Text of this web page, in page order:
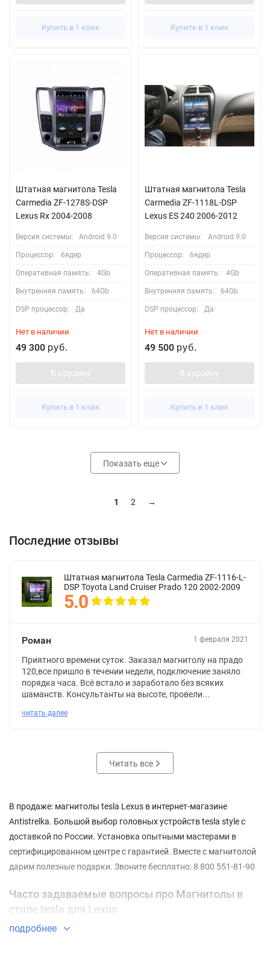
Купить в 1 клик Купить в 1 клик
Штатная магнитола Tesla
Carmedia ZF-1278S-DSP
Lexus Rx 2004-2008
Версия системы: Android 9.0
Процессор: 6ядер
Оперативная память: 4Gb
Внутренняя память: 64Gb
DSP процессор: Да
Нет в наличии
49 300 руб.
В корзину
Купить в 1 клик
Штатная магнитола Tesla
Carmedia ZF-1118L-DSP
Lexus ES 240 2006-2012
Версия системы: Android 9.0
Процессор: 6ядер
Оперативная память: 4Gb
Внутренняя память: 64Gb
DSP процессор: Да
Нет в наличии
49 500 руб.
В корзину
Купить в 1 клик
Показать еще
1 2 →
Последние отзывы
Штатная магнитола Tesla Carmedia ZF-1116-L-
DSP Toyota Land Cruiser Prado 120 2002-2009
5.0
Роман 1 февраля 2021
Приятного времени суток. Заказал магнитолу на прадо
120,все пришло в течении недели, подключение заняло
порядка часа. Всё встало и заработало без всяких
шаманств. Консультанты на высоте, провели...
читать далее
Читать все
В продаже: магнитолы tesla Lexus в интернет-магазине
Antistrelka. Большой выбор головных устройств tesla style с
доставкой по России. Установка опытными мастерами в
сертифицированном центре с гарантией. Вместе с магнитолой
дарим полезные подарки. Звоните бесплатно: 8 800 551-81-90
Часто задаваемые вопросы про Магнитолы в
стиле tesla для Lexus
⇓ Какие Магнитолы в стиле tesla для Lexus самые
подробнее